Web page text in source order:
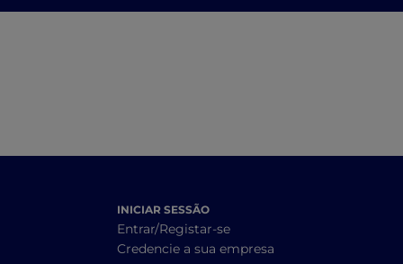
INICIAR SESSÃO
Entrar/Registar-se
Credencie a sua empresa